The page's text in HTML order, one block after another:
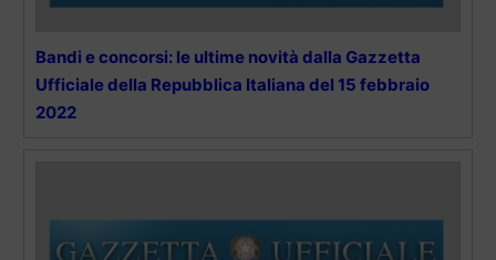
Bandi e concorsi: le ultime novità dalla Gazzetta
Ufficiale della Repubblica Italiana del 15 febbraio
2022